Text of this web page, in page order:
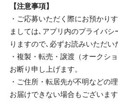
【注意事項】
・ご応募いただく際にお預かり
ましては､アプリ内のプライバ
りますので､必ずお読みいただい
・複製・転売・譲渡（オークシ
お断り申し上げます。
・ご住所・転居先が不明などの
お届けできない場合もございます